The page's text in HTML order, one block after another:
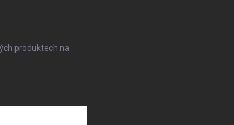
produktech na